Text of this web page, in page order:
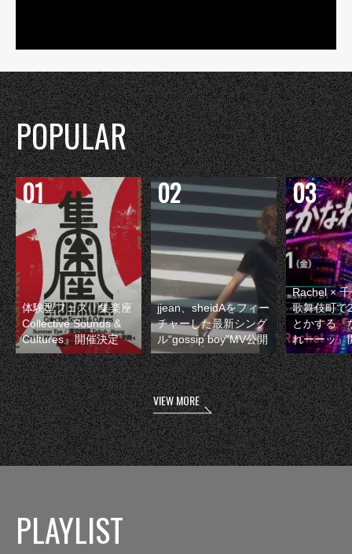
POPULAR
体験型フェス『集楽座
Collective Sounds &
Cultures』開催決定
jjean、sheidAをフィー
チャーした最新シング
ル“gossip boy”MV公開
Rachel ×
歌舞伎町で
とかする『
れーーッ』
VIEW MORE
PLAYLIST